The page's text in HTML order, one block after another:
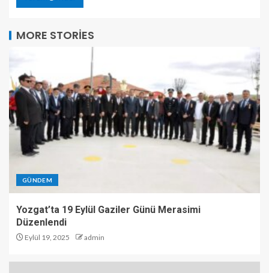
MORE STORIES
GÜNDEM
Yozgat’ta 19 Eylül Gaziler Günü Merasimi
Düzenlendi
Eylül 19, 2025 admin